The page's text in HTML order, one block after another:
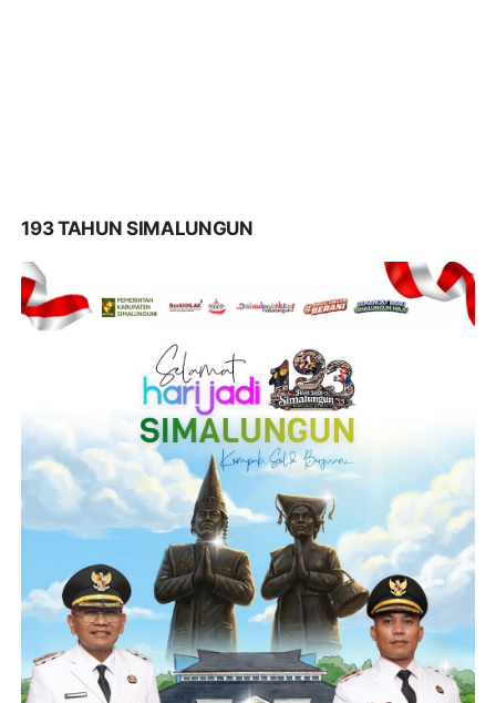
193 TAHUN SIMALUNGUN